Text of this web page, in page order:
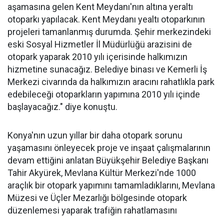
aşamasına gelen Kent Meydanı'nın altına yeraltı
otoparkı yapılacak. Kent Meydanı yealtı otoparkının
projeleri tamanlanmış durumda. Şehir merkezindeki
eski Sosyal Hizmetler İl Müdürlüğü arazisini de
otopark yaparak 2010 yılı içerisinde halkımızın
hizmetine sunacağız. Belediye binası ve Kemerli İş
Merkezi civarında da halkımızın aracını rahatlıkla park
edebileceği otoparkların yapımına 2010 yılı içinde
başlayacağız." diye konuştu.
Konya'nın uzun yıllar bir daha otopark sorunu
yaşamasını önleyecek proje ve inşaat çalışmalarının
devam ettiğini anlatan Büyükşehir Belediye Başkanı
Tahir Akyürek, Mevlana Kültür Merkezi'nde 1000
araçlık bir otopark yapımını tamamladıklarını, Mevlana
Müzesi ve Üçler Mezarlığı bölgesinde otopark
düzenlemesi yaparak trafiğin rahatlamasını